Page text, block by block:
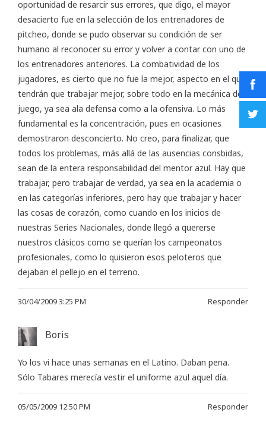
oportunidad de resarcir sus errores, que digo, el mayor
desacierto fue en la selección de los entrenadores de
pitcheo, donde se pudo observar su condición de ser
humano al reconocer su error y volver a contar con uno de
los entrenadores anteriores. La combatividad de los
jugadores, es cierto que no fue la mejor, aspecto en el que
tendrán que trabajar mejor, sobre todo en la mecánica del
juego, ya sea ala defensa como a la ofensiva. Lo más
fundamental es la concentración, pues en ocasiones
demostraron desconcierto. No creo, para finalizar, que
todos los problemas, más allá de las ausencias consbidas,
sean de la entera responsabilidad del mentor azul. Hay que
trabajar, pero trabajar de verdad, ya sea en la academia o
en las categorías inferiores, pero hay que trabajar y hacer
las cosas de corazón, como cuando en los inicios de
nuestras Series Nacionales, donde llegó a quererse
nuestros clásicos como se querían los campeonatos
profesionales, como lo quisieron esos peloteros que
dejaban el pellejo en el terreno.
30/04/2009 3:25 PM Responder
Boris
Yo los vi hace unas semanas en el Latino. Daban pena.
Sólo Tabares merecía vestir el uniforme azul aquel día.
05/05/2009 12:50 PM Responder